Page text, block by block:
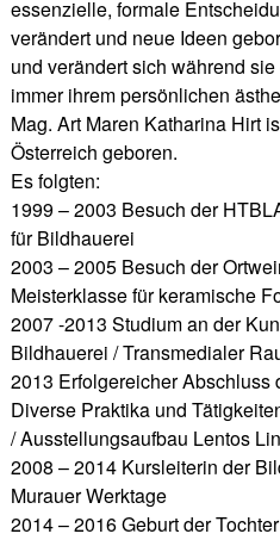
essenzielle, formale
verändert und neue Ideen
und verändert sich während
immer ihrem persönlichen
Mag. Art Maren Katharina Hirt
Österreich geboren.
Es folgten:
1999 – 2003 Besuch der
für Bildhauerei
2003 – 2005 Besuch der
Meisterklasse für keramische
2007 -2013 Studium an der
Bildhauerei / Transmedialer
2013 Erfolgereicher Abschluss
Diverse Praktika und
/ Ausstellungsaufbau Lentos
2008 – 2014 Kursleiterin der
Murauer Werktage
2014 – 2016 Geburt der